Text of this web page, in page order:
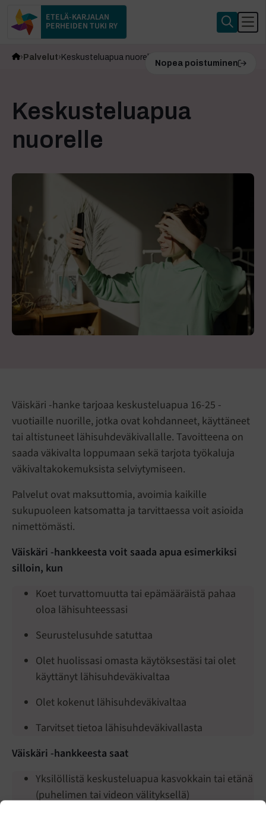
ETELÄ-KARJALAN
PERHEIDEN TUKI RY
Nopea poistuminen
Palvelut Keskusteluapua nuorelle
Keskusteluapua
nuorelle
Väiskäri -hanke tarjoaa keskusteluapua 16-25 -
vuotiaille nuorille, jotka ovat kohdanneet, käyttäneet
tai altistuneet lähisuhdeväkivallalle. Tavoitteena on
saada väkivalta loppumaan sekä tarjota työkaluja
väkivaltakokemuksista selviytymiseen.
Palvelut ovat maksuttomia, avoimia kaikille
sukupuoleen katsomatta ja tarvittaessa voit asioida
nimettömästi.
Väiskäri -hankkeesta voit saada apua esimerkiksi
silloin, kun
Koet turvattomuutta tai epämääräistä pahaa
oloa lähisuhteessasi
Seurustelusuhde satuttaa
Olet huolissasi omasta käytöksestäsi tai olet
käyttänyt lähisuhdeväkivaltaa
Olet kokenut lähisuhdeväkivaltaa
Tarvitset tietoa lähisuhdeväkivallasta
Väiskäri -hankkeesta saat
Yksilöllistä keskusteluapua kasvokkain tai etänä
(puhelimen tai videon välityksellä)